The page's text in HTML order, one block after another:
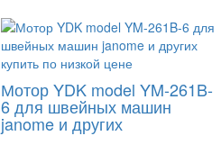
Мотор YDK model YM-261B-
6 для швейных машин
janome и других